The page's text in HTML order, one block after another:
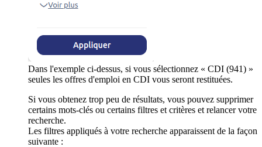
Dans l'exemple ci-dessus, si vous sélectionnez « CDI (941) »
seules les offres d'emploi en CDI vous seront restituées.
Si vous obtenez trop peu de résultats, vous pouvez supprimer
certains mots-clés ou certains filtres et critères et relancer votre
recherche.
Les filtres appliqués à votre recherche apparaissent de la façon
suivante :